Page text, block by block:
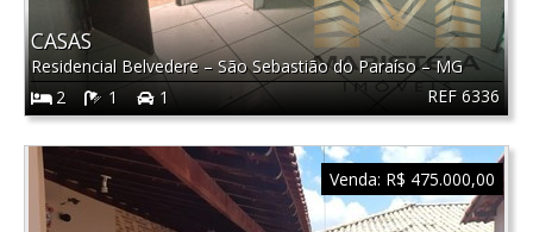
REF 6336
CASAS
Residencial Belvedere–São Sebastião do Paraíso–MG
2
1 1
Venda: R$ 475.000,00